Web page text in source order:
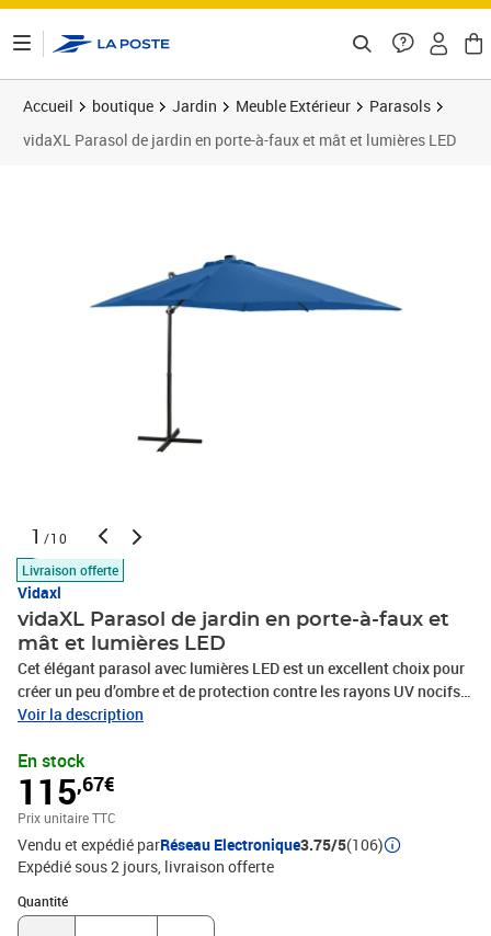
Accueil boutique Jardin Meuble Extérieur
Parasols
vidaXL Parasol de jardin en porte-à-faux et mât et lumières LED
1 /10
Livraison offerte
Vidaxl
vidaXL Parasol de jardin en porte-à-faux et
mât et lumières LED
Cet élégant parasol avec lumières LED est un excellent choix pour
créer un peu d’ombre et de protection contre les rayons UV nocifs
du soleil. Lorsque le soleil se couche, les LED illumineront votre
et anti-décoloration, vous offre une protection optimale contre le
soleil et est facile à nettoyer. Le parasol est doté d'une base
transversale solide pour plus de stabilité. La conception exclusive
du parasol de jardin vous permet de l’incliner et de le faire pivoter
à 360 degrés pour bloquer le soleil de n’importe quel angle. Le
solide mât en aluminium, ainsi que les 8 nervures durables,
rendent le parasol très stable. Ce parasol de jardin peut être
facilement ouvert et fermé grâce au mécanisme à manivelle. De
Voir la description
En stock
115,67€
Prix unitaire TTC
Vendu et expédié parRéseau Electronique3.75/5(106)
Expédié sous 2 jours livraison offerte
Quantité
Quantité : 1